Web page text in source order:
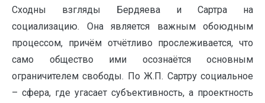
Сходны взгляды Бердяева и Сартра на
социализацию. Она является важным обоюдным
процессом, причём отчётливо прослеживается, что
само общество ими осознаётся основным
ограничителем свободы. По Ж.П. Сартру социальное
– сфера, где угасает субъективность, а проектность